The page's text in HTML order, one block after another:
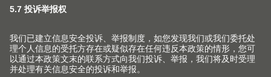
关于百隆中国公司
查找